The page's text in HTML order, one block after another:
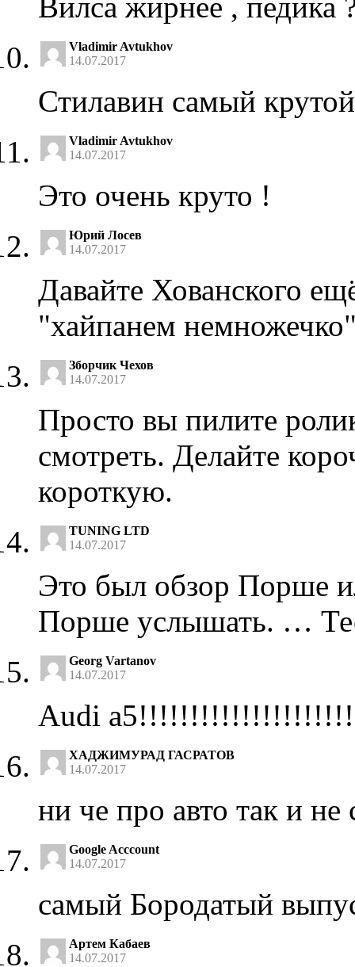
Vladimir Avtukhov
14.07.2017
Стилавин самый
Vladimir Avtukhov
14.07.2017
Это очень круто !
Юрий Лосев
14.07.2017
Давайте Хованского
"хайпанем
Зборчик Чехов
14.07.2017
Просто вы пилите
смотреть. Делайте
короткую.
TUNING LTD
14.07.2017
Это был обзор Порше
Порше услышать. …
Georg Vartanov
14.07.2017
Audi
ХАДЖИМУРАД ГАСРАТОВ
14.07.2017
ни че про авто так и
Google Acccount
14.07.2017
самый Бородатый
Артем Кабаев
14.07.2017